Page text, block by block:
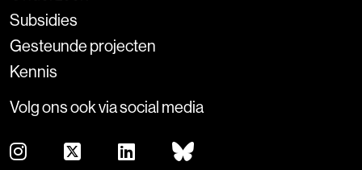
Subsidies
Gesteunde projecten
Kennis
Volg ons ook via social media